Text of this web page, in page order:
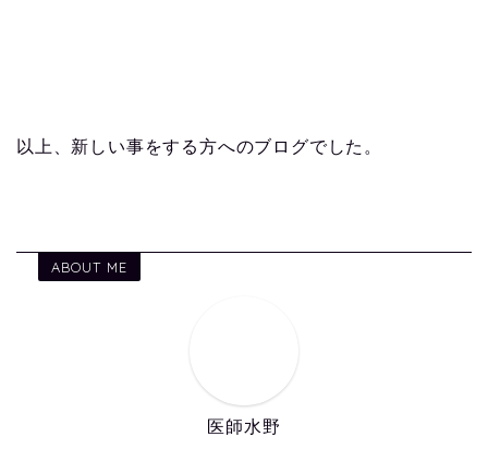
以上、新しい事をする方へのブログでした。
ABOUT ME
医師水野